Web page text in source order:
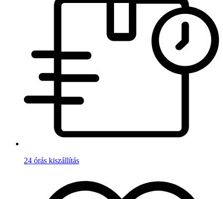
24 órás kiszállítás